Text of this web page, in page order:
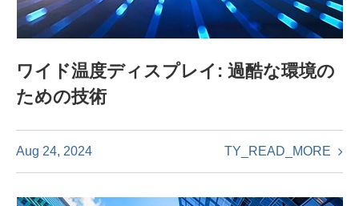
ワイド温度ディスプレイ: 過酷な環境の
ための技術
Aug 24, 2024 TY_READ_MORE